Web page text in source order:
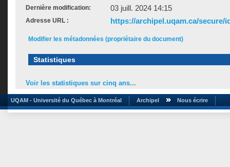
Dernière modification: 03 juill. 2024 14:15
Adresse URL : https://archipel.uqam.ca/secure/
Modifier les métadonnées (propriétaire du document)
Statistiques
Voir les statistiques sur cinq ans...
UQAM - Université du Québec à Montréal Archipel Nous écrire